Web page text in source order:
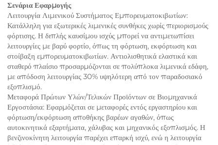
Σενάρια Εφαρμογής
Λειτουργία Λιμενικού Συστήματος Εμπορευματοκιβωτίων:
Κατάλληλη για εξωτερικές λιμενικές συνθήκες χωρίς περιορισμούς
φόρτισης. Η διπλής καυσίμου ισχύς μπορεί να αντιμετωπίσει
λειτουργίες με βαρύ φορτίο, όπως τη φόρτωση, εκφόρτωση και
στοίβαξη εμπορευματοκιβωτίων. Αντιολισθητικά ελαστικά και
σταθερό πλαίσιο προσαρμόζονται σε πολύπλοκα λιμενικά εδάφη,
με απόδοση λειτουργίας 30% υψηλότερη από τον παραδοσιακό
εξοπλισμό.
Μεταφορά Πρώτων Υλών/Τελικών Προϊόντων σε Βιομηχανικά
Εργοστάσια: Εφαρμόζεται σε μεταφορές εντός εργαστηρίου και
φόρτωση/εκφόρτωση αποθήκης βαρέων αγαθών, όπως
αυτοκινητικά εξαρτήματα, χάλυβας και μηχανικός εξοπλισμός. Η
βενζινοκίνητη λειτουργία παρέχει επαρκή ισχύ, ενώ η λειτουργία